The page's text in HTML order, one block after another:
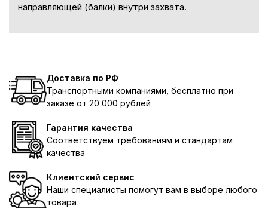
направляющей (балки) внутри захвата.
Доставка по РФ
Транспортными компаниями, бесплатно при
заказе от 20 000 рублей
Гарантия качества
Соответствуем требованиям и стандартам
качества
Клиентский сервис
Наши специалисты помогут вам в выборе любого
товара